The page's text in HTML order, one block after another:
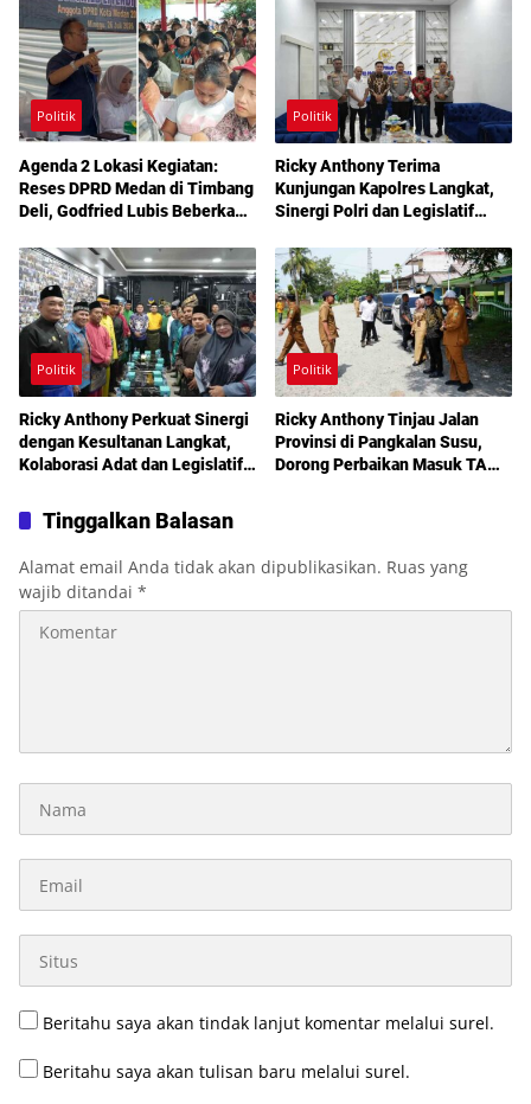
Politik
Agenda 2 Lokasi Kegiatan:
Reses DPRD Medan di Timbang
Deli, Godfried Lubis Beberkan
Layanan Kesehatan Gratis
Politik
Ricky Anthony Terima
Kunjungan Kapolres Langkat,
Sinergi Polri dan Legislatif
Politik
Ricky Anthony Perkuat Sinergi
dengan Kesultanan Langkat,
Kolaborasi Adat dan Legislatif
Politik
Ricky Anthony Tinjau Jalan
Provinsi di Pangkalan Susu,
Dorong Perbaikan Masuk TA
Tinggalkan Balasan
Alamat email Anda tidak akan dipublikasikan. Ruas yang
wajib ditandai *
Beritahu saya akan tindak lanjut komentar melalui surel.
Beritahu saya akan tulisan baru melalui surel.